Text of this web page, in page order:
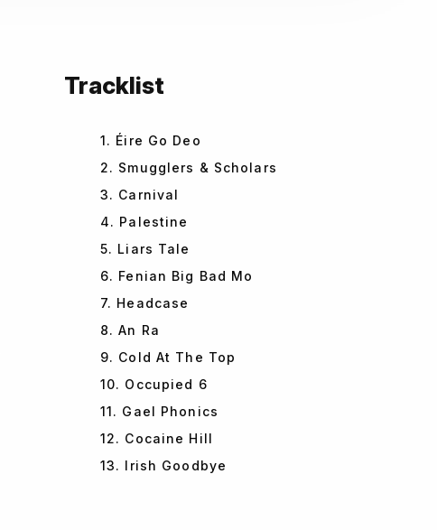
Tracklist
1. Éire Go Deo
2. Smugglers & Scholars
3. Carnival
4. Palestine
5. Liars Tale
6. Fenian Big Bad Mo
7. Headcase
8. An Ra
9. Cold At The Top
10. Occupied 6
11. Gael Phonics
12. Cocaine Hill
13. Irish Goodbye